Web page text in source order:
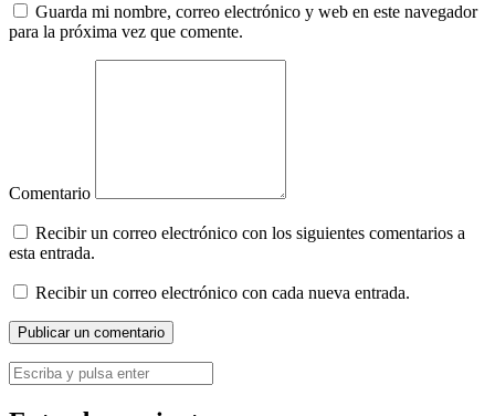
Guarda mi nombre, correo electrónico y web en este navegador
para la próxima vez que comente.
Comentario
Recibir un correo electrónico con los siguientes comentarios a
esta entrada.
Recibir un correo electrónico con cada nueva entrada.